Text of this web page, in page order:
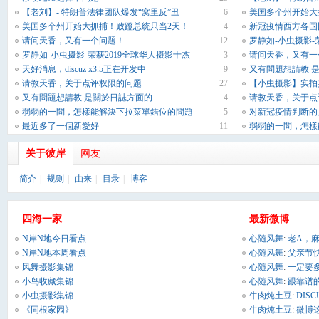
6
【老刘】- 特朗普法律团队爆发“窝里反”丑
4
美国多个州开始大抓捕！败蹬总统只当2天！
12
请问天香，又有一个问题！
3
罗静如-小虫摄影-荣获2019全球华人摄影十杰
9
天好消息，discuz x3.5正在开发中
27
请教天香，关于点评权限的问题
4
又有問題想請教 是關於日誌方面的
5
弱弱的一問，怎樣能解決下拉菜單錯位的問題
11
最近多了一個新愛好
美国多个州开始
新冠疫情西方各
罗静如-小虫摄影-
请问天香，又有
又有問題想請教
【小虫摄影】实
请教天香，关于
对新冠疫情判断
弱弱的一問，怎
关于彼岸 网友
简介 规则 由来 目录 博客
四海一家
N岸N地今日看点
N岸N地本周看点
风舞摄影集锦
小鸟收藏集锦
小虫摄影集锦
《同根家园》
最新微博
心随风舞: 老A，
不 ...
心随风舞: 父亲节
心随风舞: 一定要
心随风舞: 跟靠谱
找 ...
牛肉炖土豆:
因 ...
牛肉炖土豆: 微博